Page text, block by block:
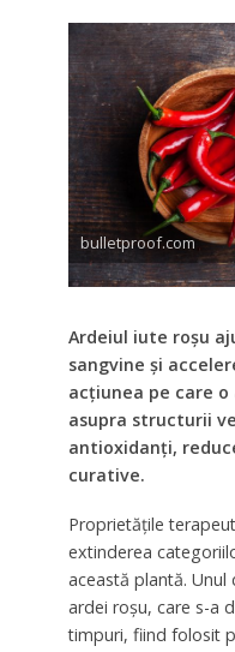
bulletproof.com
Ardeiul iute roşu
sangvine şi
acţiunea pe care
asupra structurii
antioxidanţi,
curative.
Proprietăţile
extinderea
această plantă.
ardei roşu, care s-a
timpuri, fiind folosit